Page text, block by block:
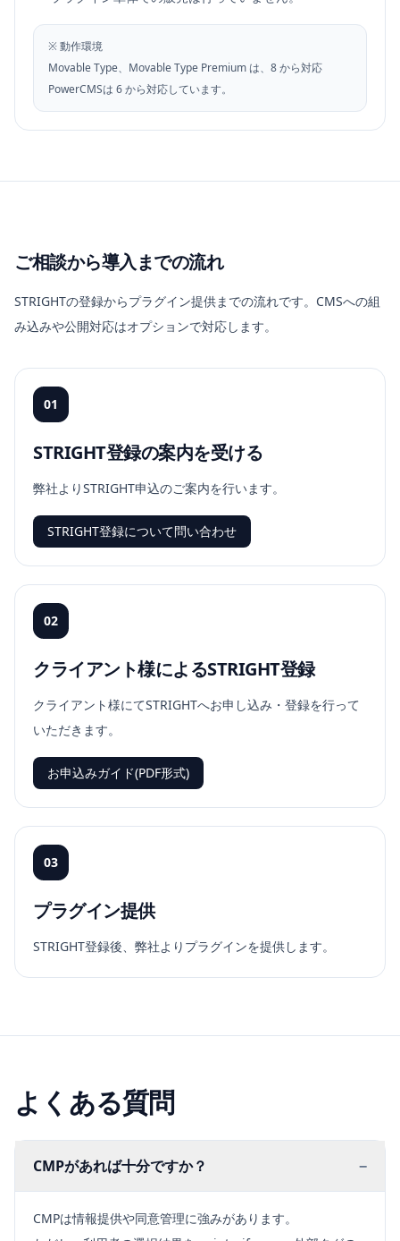
※ 動作環境
Movable Type、Movable Type Premium は、8 から対応
PowerCMSは 6 から対応しています。
ご相談から導入までの流れ
STRIGHTの登録からプラグイン提供までの流れです。CMSへの組
み込みや公開対応はオプションで対応します。
01
STRIGHT登録の案内を受ける
弊社よりSTRIGHT申込のご案内を行います。
STRIGHT登録について問い合わせ
02
クライアント様によるSTRIGHT登録
クライアント様にてSTRIGHTへお申し込み・登録を行って
いただきます。
お申込みガイド(PDF形式)
03
プラグイン提供
STRIGHT登録後、弊社よりプラグインを提供します。
よくある質問
CMPがあれば十分ですか？ −
CMPは情報提供や同意管理に強みがあります。